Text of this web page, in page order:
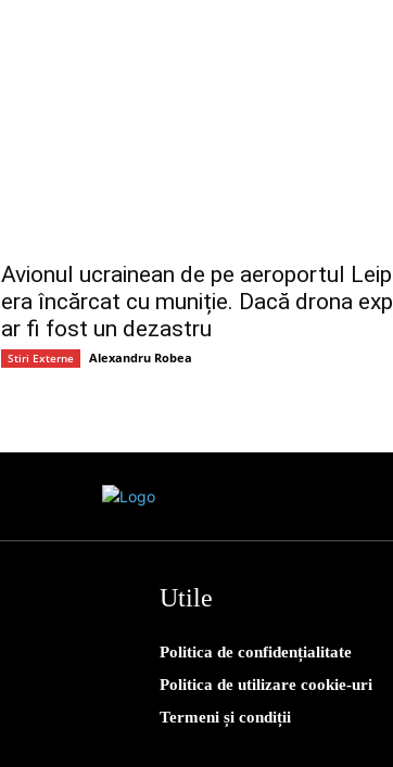
Avionul ucrainean de pe aeroportul
era încărcat cu muniție. Dacă drona
ar fi fost un dezastru
Stiri Externe Alexandru Robea
Utile
Politica de confidențialitate
Politica de utilizare cookie-uri
Termeni și condiții